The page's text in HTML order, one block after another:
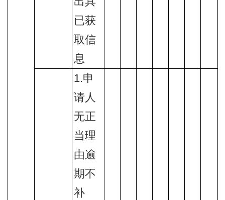
已获
取信
息
1.申
请人
无正
当理
由逾
期不
补